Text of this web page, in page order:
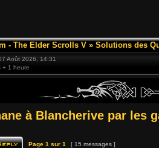
- The Elder Scrolls V » Solutions des
Août 2026, 14:31
+ 1 heure
à Blancherive par les
Page 1 sur 1 [ 15 messages ]